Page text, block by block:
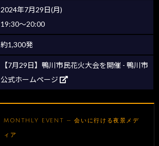
2024年7月29日(月)
19:30～20:00
約1,300発
【7月29日】鴨川市民花火大会を開催 - 鴨川市
公式ホームページ
MONTHLY EVENT — 会いに行ける夜景メデ
ィア